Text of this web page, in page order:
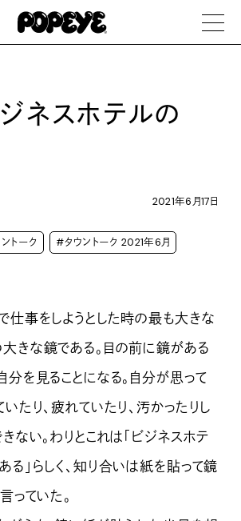
ジネスホテルの
2021年6月17日
トーク #タウントーク 2021年6月
仕事をしようとした時の最も大きな
きな鏡である。目の前に鏡がある
分を見ることになる。自分が思って
たり、疲れていたり、汚かったりし
ない。わりとこれは「ビジネスホテ
る」らしく、知り合いは紙を貼って鏡
っていた。